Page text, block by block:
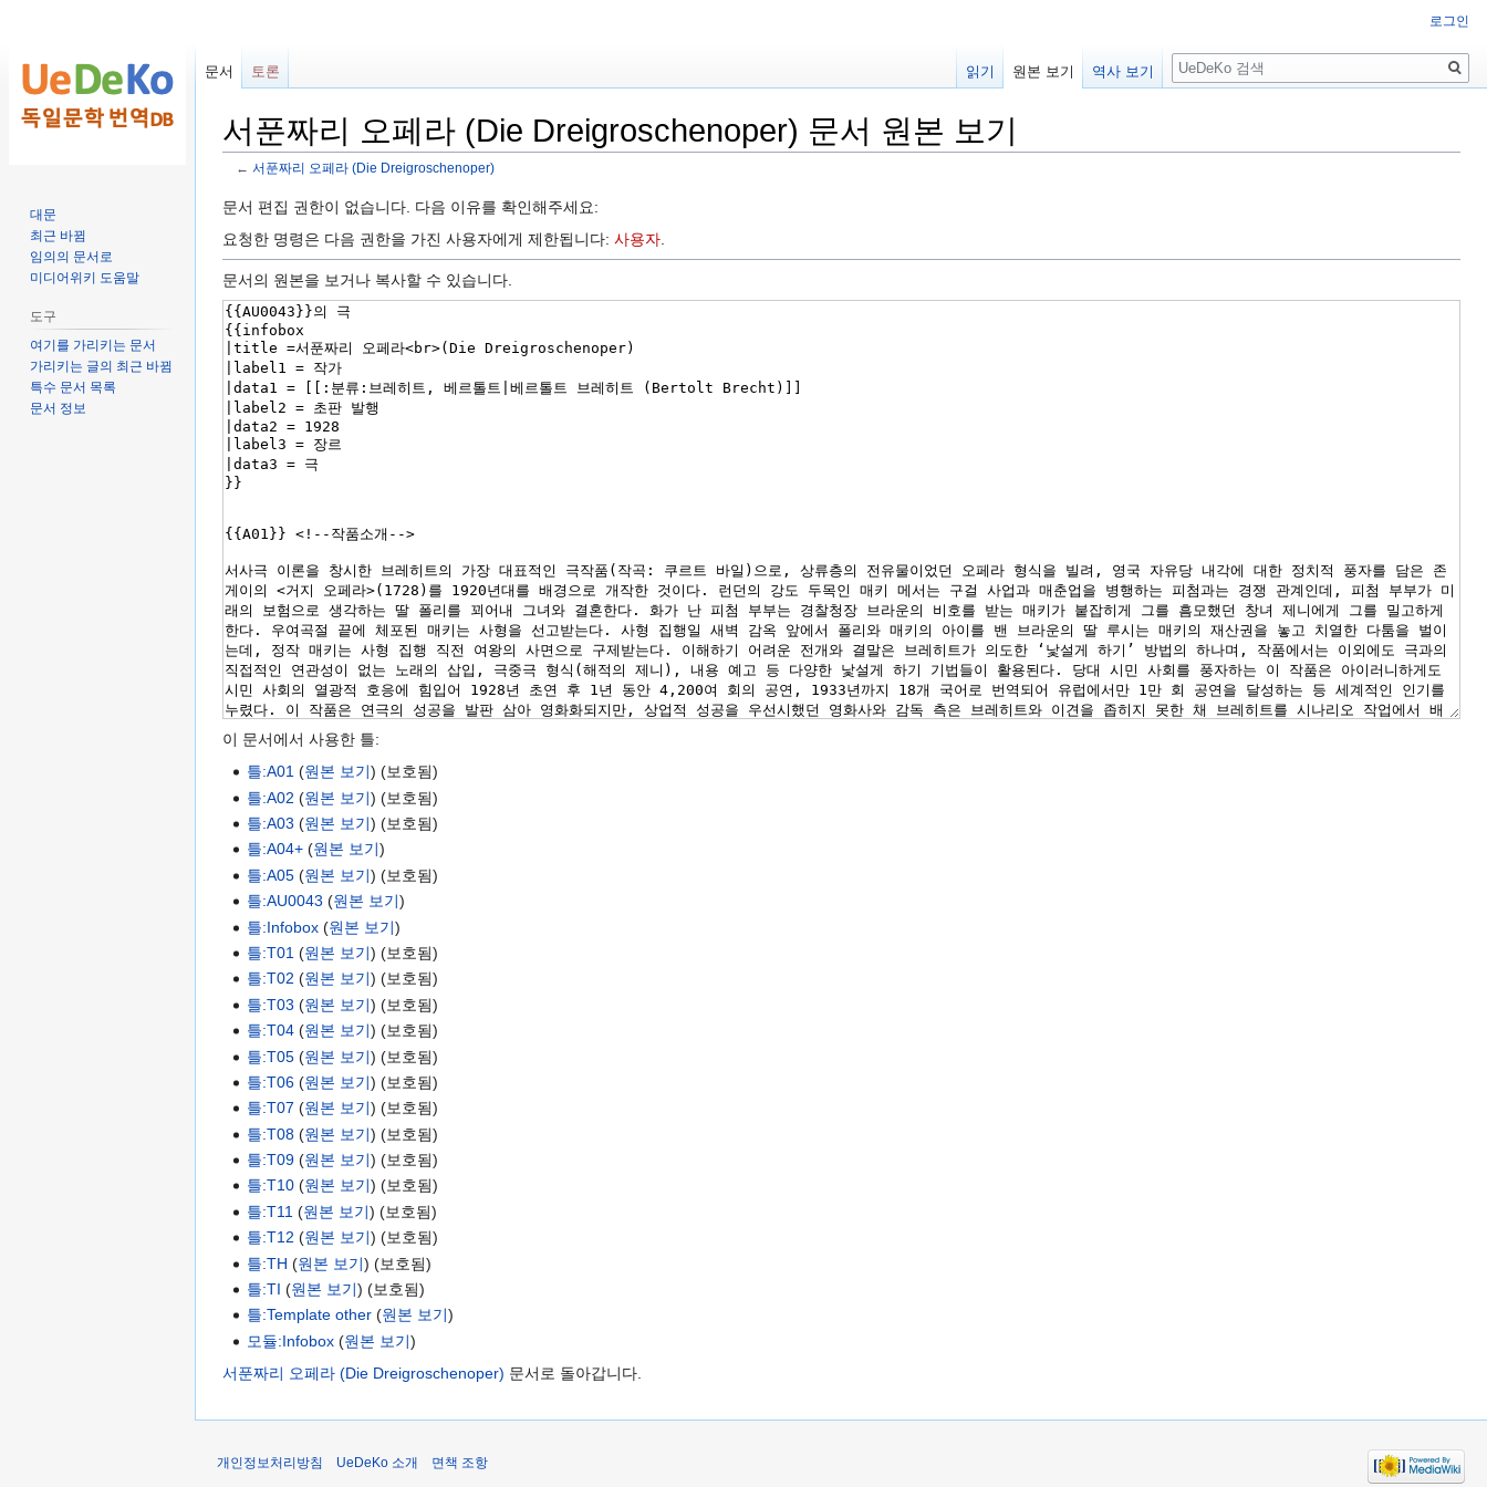
서푼짜리 오페라 (Die Dreigroschenoper) 문서 원본 보기
← 서푼짜리 오페라 (Die Dreigroschenoper)
둘
러
기
로
가
기
검
색
러
가
기
문서 편집 권한이 없습니다. 다음 이유를 확인해주세요:
요청한 명령은 다음 권한을 가진 사용자에게 제한됩니다: 사용자
문서의 원본을 보거나 복사할 수 있습니다.
이 문서에서 사용한 틀:
틀:A01 (원본 보기) (보호됨)
틀:A02 (원본 보기) (보호됨)
틀:A03 (원본 보기) (보호됨)
틀:A04+ (원본 보기)
틀:A05 (원본 보기) (보호됨)
틀:AU0043 (원본 보기)
틀:Infobox (원본 보기)
틀:T01 (원본 보기) (보호됨)
틀:T02 (원본 보기) (보호됨)
틀:T03 (원본 보기) (보호됨)
틀:T04 (원본 보기) (보호됨)
틀:T05 (원본 보기) (보호됨)
틀:T06 (원본 보기) (보호됨)
틀:T07 (원본 보기) (보호됨)
틀:T08 (원본 보기) (보호됨)
틀:T09 (원본 보기) (보호됨)
틀:T10 (원본 보기) (보호됨)
틀:T11 (원본 보기) (보호됨)
틀:T12 (원본 보기) (보호됨)
틀:TH (원본 보기) (보호됨)
틀:TI (원본 보기) (보호됨)
틀:Template other (원본 보기)
모듈:Infobox (원본 보기)
서푼짜리 오페라 (Die Dreigroschenoper) 문서로 돌아갑니다.
로그인
문서 토론 읽기 원본 보기 역사 보기
검
색
대문
최근 바뀜
임의의 문서로
미디어위키 도움말
도구
여기를 가리키는 문서
가리키는 글의 최근 바뀜
특수 문서 목록
문서 정보
개인정보처리방침 UeDeKo 소개 면책 조항